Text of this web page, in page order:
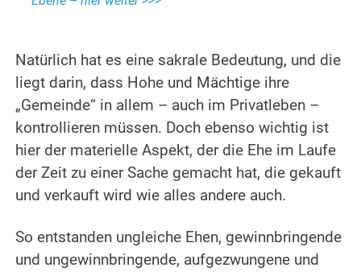
Natürlich hat es eine sakrale Bedeutung, und die
liegt darin, dass Hohe und Mächtige ihre
„Gemeinde“ in allem – auch im Privatleben –
kontrollieren müssen. Doch ebenso wichtig ist
hier der materielle Aspekt, der die Ehe im Laufe
der Zeit zu einer Sache gemacht hat, die gekauft
und verkauft wird wie alles andere auch.
So entstanden ungleiche Ehen, gewinnbringende
und ungewinnbringende, aufgezwungene und